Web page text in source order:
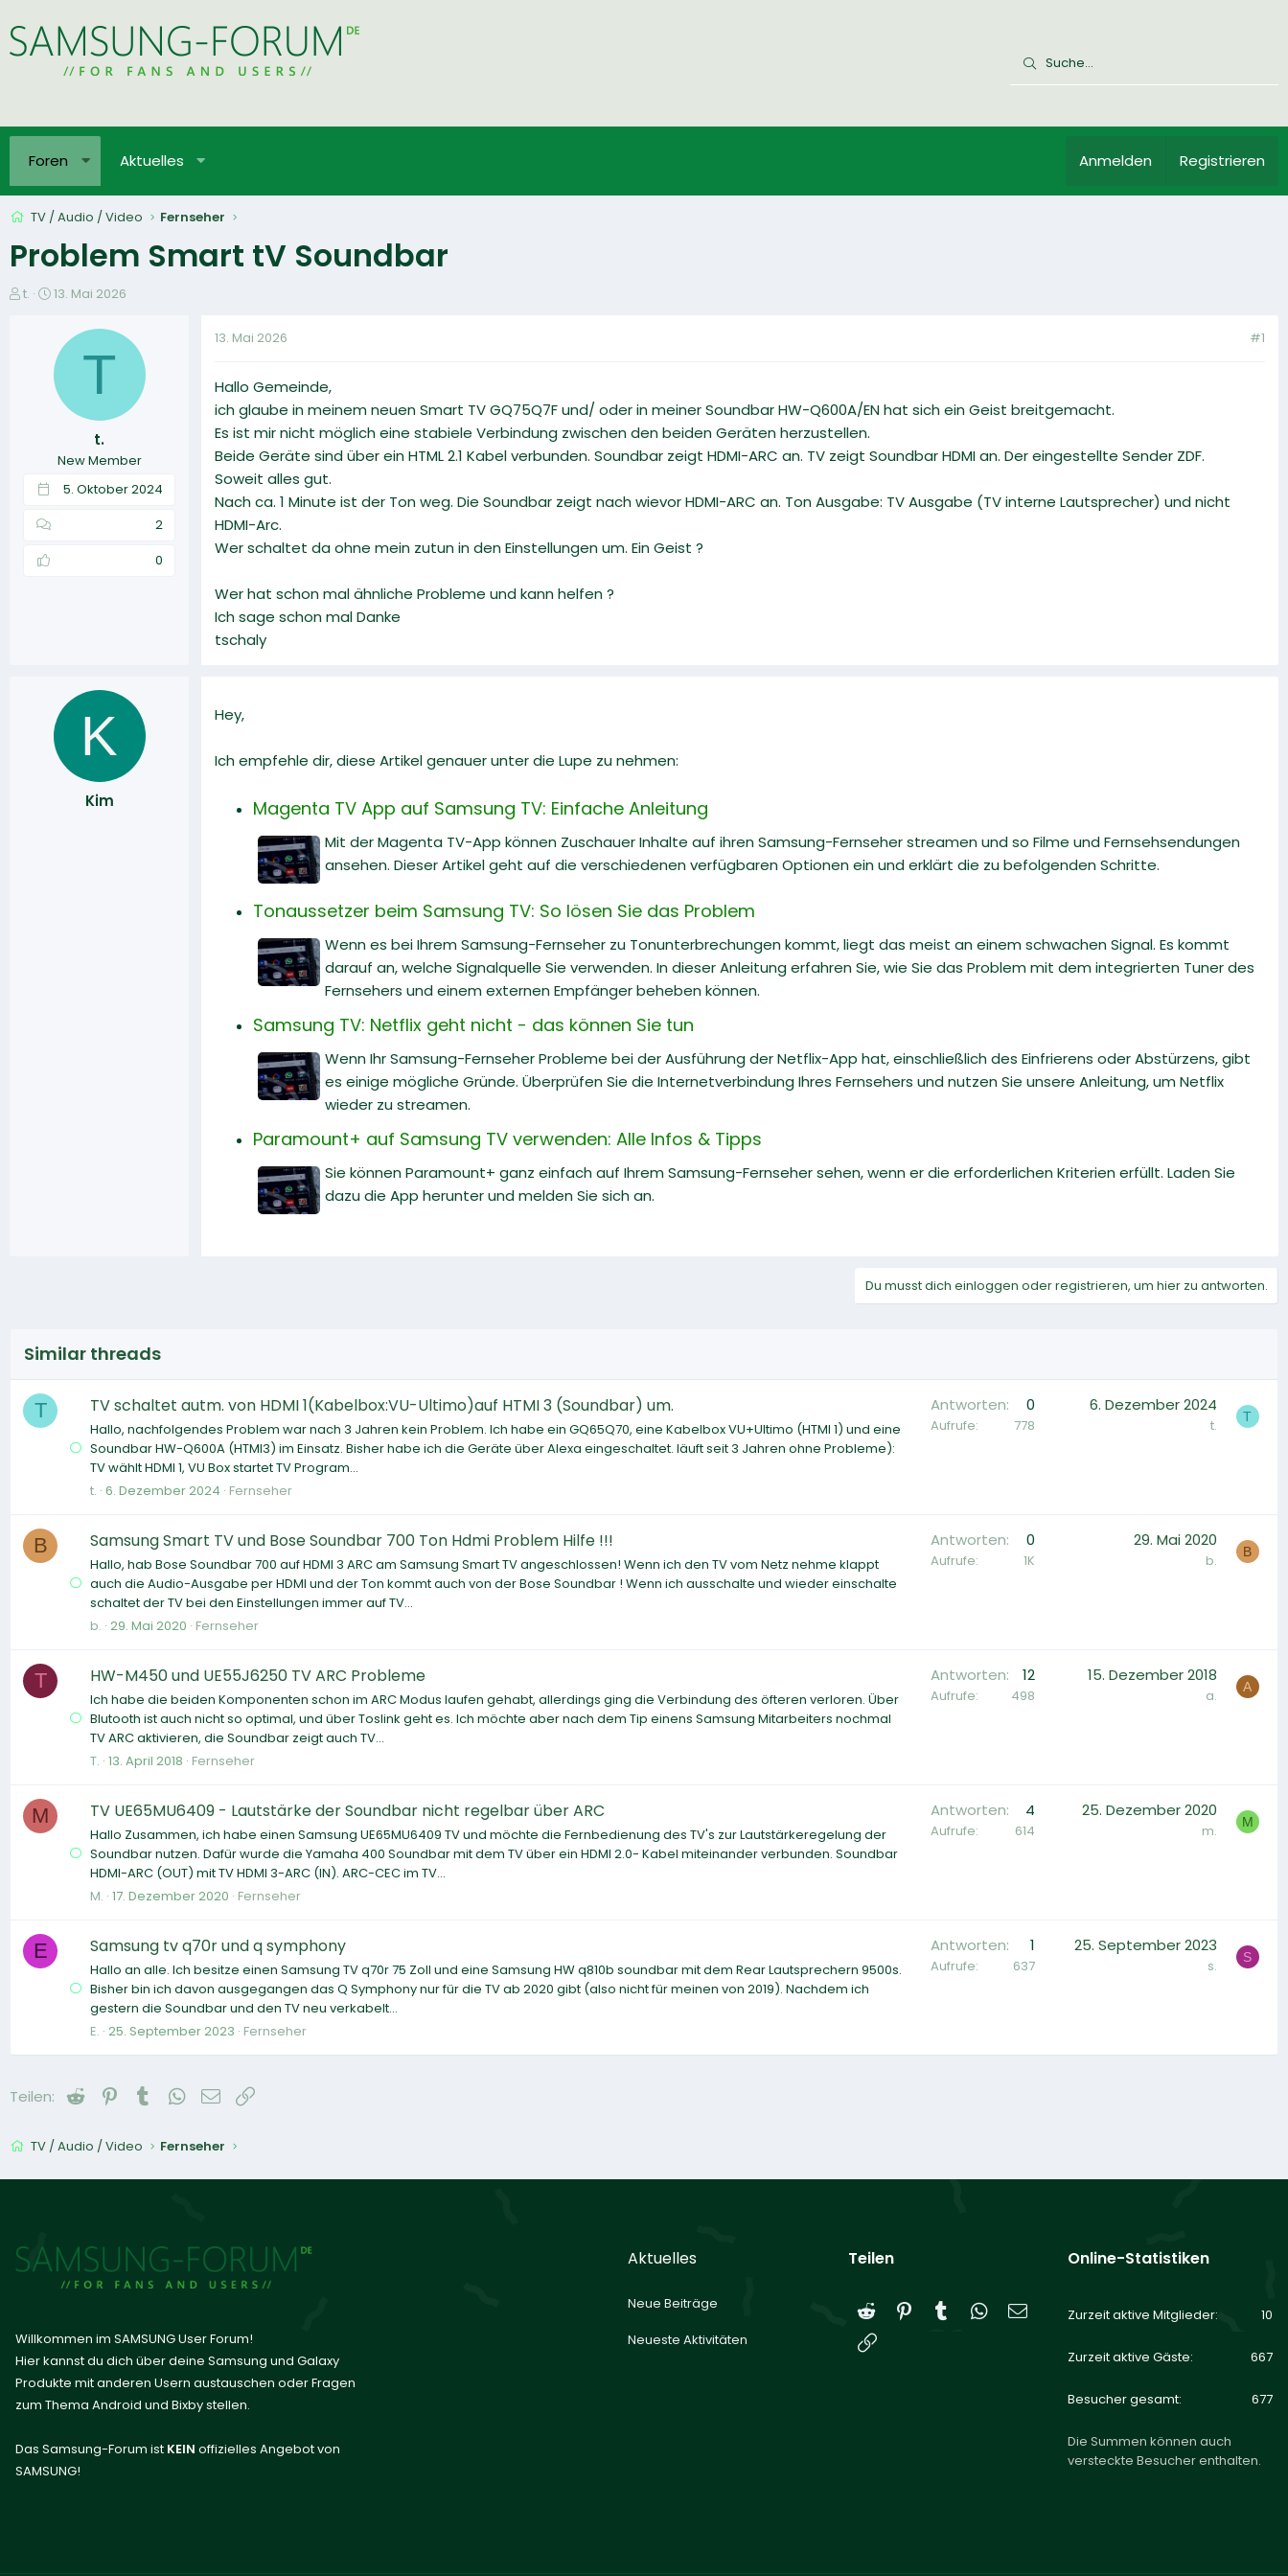
Foren Aktuelles Anmelden Registrieren
TV / Audio / Video Fernseher
Problem Smart tV Soundbar
Et.
E
e
l
m
13. Mai 2026
T
t.
New Member
5. Oktober 2024
2
0
13. Mai 2026 #1
Hallo Gemeinde,
ich glaube in meinem neuen Smart TV GQ75Q7F und/ oder in meiner Soundbar HW-Q600A/EN hat sich ein Geist breitgemacht.
Es ist mir nicht möglich eine stabiele Verbindung zwischen den beiden Geräten herzustellen.
Beide Geräte sind über ein HTML 2.1 Kabel verbunden. Soundbar zeigt HDMI-ARC an. TV zeigt Soundbar HDMI an. Der eingestellte Sender ZDF.
Soweit alles gut.
Nach ca. 1 Minute ist der Ton weg. Die Soundbar zeigt nach wievor HDMI-ARC an. Ton Ausgabe: TV Ausgabe (TV interne Lautsprecher) und nicht
HDMI-Arc.
Wer schaltet da ohne mein zutun in den Einstellungen um. Ein Geist ?
Wer hat schon mal ähnliche Probleme und kann helfen ?
Ich sage schon mal Danke
tschaly
K
Kim
Hey,
Ich empfehle dir, diese Artikel genauer unter die Lupe zu nehmen:
Magenta TV App auf Samsung TV: Einfache Anleitung
Mit der Magenta TV-App können Zuschauer Inhalte auf ihren Samsung-Fernseher streamen und so Filme und Fernsehsendungen
ansehen. Dieser Artikel geht auf die verschiedenen verfügbaren Optionen ein und erklärt die zu befolgenden Schritte.
Tonaussetzer beim Samsung TV: So lösen Sie das Problem
Wenn es bei Ihrem Samsung-Fernseher zu Tonunterbrechungen kommt, liegt das meist an einem schwachen Signal. Es kommt
darauf an, welche Signalquelle Sie verwenden. In dieser Anleitung erfahren Sie, wie Sie das Problem mit dem integrierten Tuner des
Fernsehers und einem externen Empfänger beheben können.
Samsung TV: Netflix geht nicht - das können Sie tun
Wenn Ihr Samsung-Fernseher Probleme bei der Ausführung der Netflix-App hat, einschließlich des Einfrierens oder Abstürzens, gibt
es einige mögliche Gründe. Überprüfen Sie die Internetverbindung Ihres Fernsehers und nutzen Sie unsere Anleitung, um Netflix
wieder zu streamen.
Paramount+ auf Samsung TV verwenden: Alle Infos & Tipps
Sie können Paramount+ ganz einfach auf Ihrem Samsung-Fernseher sehen, wenn er die erforderlichen Kriterien erfüllt. Laden Sie
dazu die App herunter und melden Sie sich an.
Du musst dich einloggen oder registrieren, um hier zu antworten.
Similar threads
T TV schaltet autm. von HDMI 1(Kabelbox:VU-Ultimo)auf HTMI 3 (Soundbar) um.
Hallo, nachfolgendes Problem war nach 3 Jahren kein Problem. Ich habe ein GQ65Q70, eine Kabelbox VU+Ultimo (HTMI 1) und eine
Soundbar HW-Q600A (HTMI3) im Einsatz. Bisher habe ich die Geräte über Alexa eingeschaltet. läuft seit 3 Jahren ohne Probleme):
TV wählt HDMI 1, VU Box startet TV Program...
t. 6. Dezember 2024 Fernseher
Antworten 0
Aufrufe 778
6. Dezember 2024
t. T
B Samsung Smart TV und Bose Soundbar 700 Ton Hdmi Problem Hilfe !!!
Hallo, hab Bose Soundbar 700 auf HDMI 3 ARC am Samsung Smart TV angeschlossen! Wenn ich den TV vom Netz nehme klappt
auch die Audio-Ausgabe per HDMI und der Ton kommt auch von der Bose Soundbar ! Wenn ich ausschalte und wieder einschalte
schaltet der TV bei den Einstellungen immer auf TV...
b. 29. Mai 2020 Fernseher
Antworten 0
Aufrufe 1K
29. Mai 2020
b. B
T HW-M450 und UE55J6250 TV ARC Probleme
Ich habe die beiden Komponenten schon im ARC Modus laufen gehabt, allerdings ging die Verbindung des öfteren verloren. Über
Blutooth ist auch nicht so optimal, und über Toslink geht es. Ich möchte aber nach dem Tip einens Samsung Mitarbeiters nochmal
TV ARC aktivieren, die Soundbar zeigt auch TV...
T. 13. April 2018 Fernseher
Antworten 12
Aufrufe 498
15. Dezember 2018
a. A
M TV UE65MU6409 - Lautstärke der Soundbar nicht regelbar über ARC
Hallo Zusammen, ich habe einen Samsung UE65MU6409 TV und möchte die Fernbedienung des TV's zur Lautstärkeregelung der
Soundbar nutzen. Dafür wurde die Yamaha 400 Soundbar mit dem TV über ein HDMI 2.0- Kabel miteinander verbunden. Soundbar
HDMI-ARC (OUT) mit TV HDMI 3-ARC (IN). ARC-CEC im TV...
M. 17. Dezember 2020 Fernseher
Antworten 4
Aufrufe 614
25. Dezember 2020
m. M
E Samsung tv q70r und q symphony
Hallo an alle. Ich besitze einen Samsung TV q70r 75 Zoll und eine Samsung HW q810b soundbar mit dem Rear Lautsprechern 9500s.
Bisher bin ich davon ausgegangen das Q Symphony nur für die TV ab 2020 gibt (also nicht für meinen von 2019). Nachdem ich
gestern die Soundbar und den TV neu verkabelt...
E. 25. September 2023 Fernseher
Antworten 1
Aufrufe 637
25. September 2023
s. S
Teilen: Reddit PinterestTumblrWhatsApp
E-Mail
TV / Audio / Video Fernseher
Willkommen im SAMSUNG User Forum!
Hier kannst du dich über deine Samsung und Galaxy
Produkte mit anderen Usern austauschen oder Fragen
zum Thema Android und Bixby stellen.
Das Samsung-Forum ist KEIN offizielles Angebot von
SAMSUNG!
Aktuelles
Neue Beiträge
Neueste Aktivitäten
Teilen
Reddit Pinterest
Tumblr WhatsApp
E-Mail
Online-Statistiken
Zurzeit aktive Mitglieder 10
Zurzeit aktive Gäste 667
Besucher gesamt 677
Die Summen können auch
versteckte Besucher enthalten.